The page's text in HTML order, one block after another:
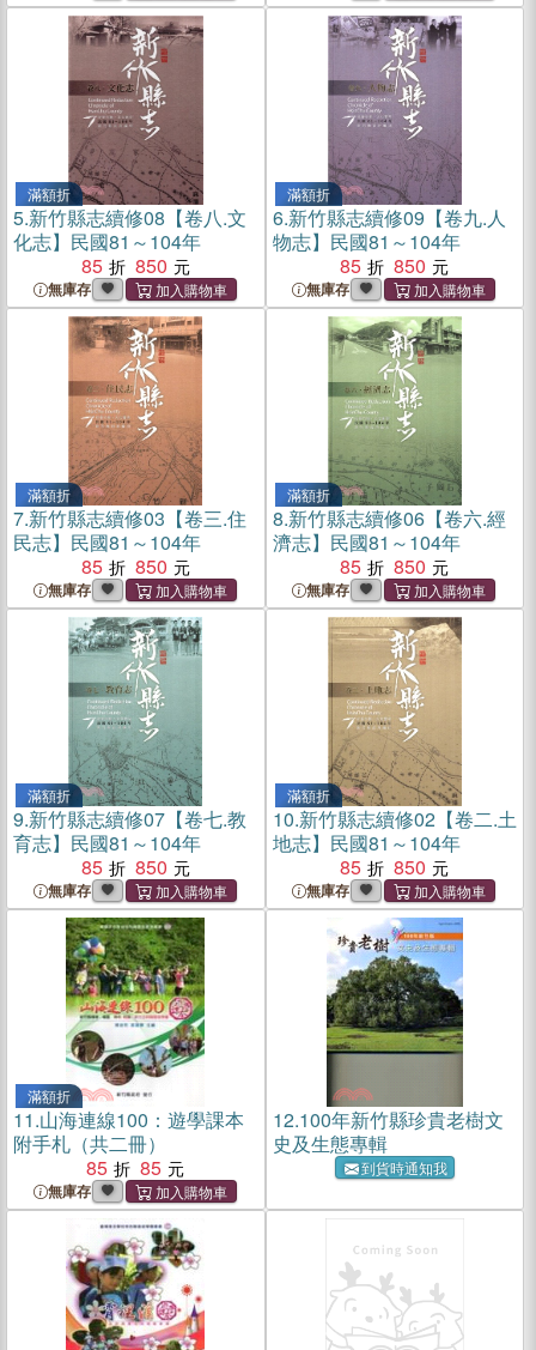
滿額折
5.新竹縣志續修08【卷八.文
化志】民國81～104年
85
850
無庫存
滿額折
6.新竹縣志續修09【卷九.人
物志】民國81～104年
85
850
無庫存
滿額折
7.新竹縣志續修03【卷三.住
民志】民國81～104年
85
850
無庫存
滿額折
8.新竹縣志續修06【卷六.經
濟志】民國81～104年
85
850
無庫存
滿額折
9.新竹縣志續修07【卷七.教
育志】民國81～104年
85
850
無庫存
滿額折
10.新竹縣志續修02【卷二.土
地志】民國81～104年
85
850
無庫存
滿額折
11.山海連線100：遊學課本
附手札（共二冊）
85
85
無庫存
12.100年新竹縣珍貴老樹文
史及生態專輯
到貨時通知我